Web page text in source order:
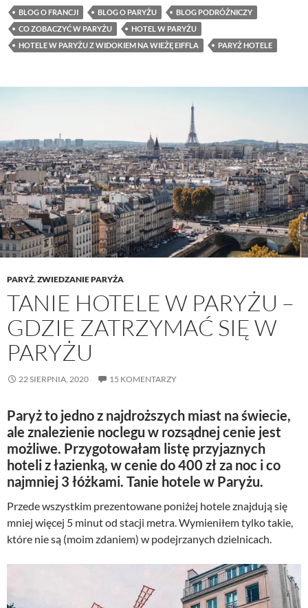
BLOG O FRANCJI BLOG O PARYŻU
BLOG PODRÓŻNICZY
CO ZOBACZYĆ W PARYŻU
HOTEL W PARYŻU
HOTELE W PARYŻU Z WIDOKIEM NA WIEŻĘ EIFFLA
PARYŻ HOTELE
PARYŻ,ZWIEDZANIE PARYŻA
TANIE HOTELE W PARYŻU –
GDZIE ZATRZYMAĆ SIĘ W
PARYŻU
22 SIERPNIA, 2020 15 KOMENTARZY
Paryż to jedno z najdroższych miast na świecie,
ale znalezienie noclegu w rozsądnej cenie jest
możliwe. Przygotowałam listę przyjaznych
hoteli z łazienką, w cenie do 400 zł za noc i co
najmniej 3 łóżkami. Tanie hotele w Paryżu.
Przede wszystkim prezentowane poniżej hotele znajdują się
mniej więcej 5 minut od stacji metra. Wymieniłem tylko takie,
które nie są (moim zdaniem) w podejrzanych dzielnicach.